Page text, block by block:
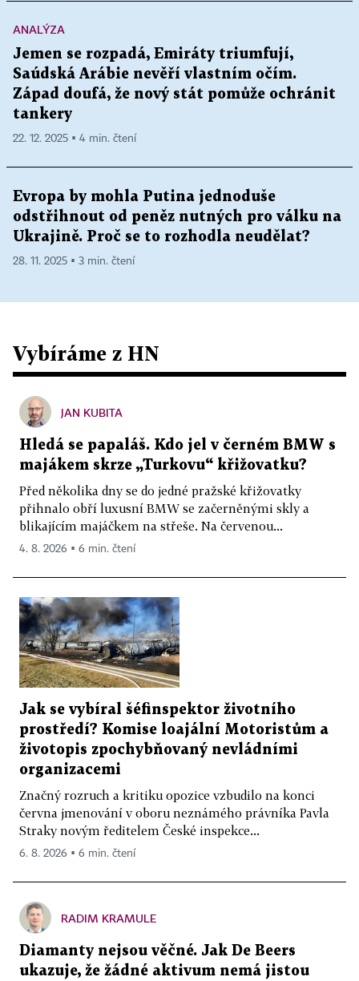
ANALÝZA
Jemen se rozpadá, Emiráty triumfují,
Saúdská Arábie nevěří vlastním očím.
Západ doufá, že nový stát pomůže ochránit
tankery
22. 12. 2025 ▪ 4 min. čtení
Evropa by mohla Putina jednoduše
odstřihnout od peněz nutných pro válku na
Ukrajině. Proč se to rozhodla neudělat?
28. 11. 2025 ▪ 3 min. čtení
Vybíráme z HN
JAN KUBITA
Hledá se papaláš. Kdo jel v černém BMW s
majákem skrze „Turkovu“ křižovatku?
Před několika dny se do jedné pražské křižovatky
přihnalo obří luxusní BMW se začerněnými skly a
blikajícím majáčkem na střeše. Na červenou...
4. 8. 2026 ▪ 6 min. čtení
Jak se vybíral šéfinspektor životního
prostředí? Komise loajální Motoristům a
životopis zpochybňovaný nevládními
organizacemi
Značný rozruch a kritiku opozice vzbudilo na konci
června jmenování v oboru neznámého právníka Pavla
Straky novým ředitelem České inspekce...
6. 8. 2026 ▪ 6 min. čtení
RADIM KRAMULE
Diamanty nejsou věčné. Jak De Beers
ukazuje, že žádné aktivum nemá jistou